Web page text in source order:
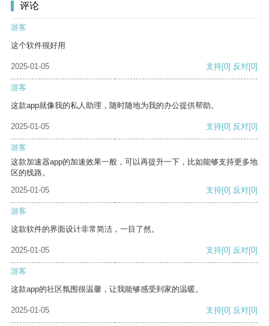
评论
游客
这个软件很好用
2025-01-05 支持[0] 反对[0]
游客
这款app就像我的私人助理，随时随地为我的办公提供帮助。
2025-01-05 支持[0] 反对[0]
游客
这款加速器app的加速效果一般，可以再提升一下，比如能够支持更多地
区的线路。
2025-01-05
支持[0] 反对[0]
游客
这款软件的界面设计非常简洁，一目了然。
2025-01-05 支持[0] 反对[0]
游客
这款app的社区氛围很温馨，让我能够感受到家的温暖。
2025-01-05 支持[0] 反对[0]